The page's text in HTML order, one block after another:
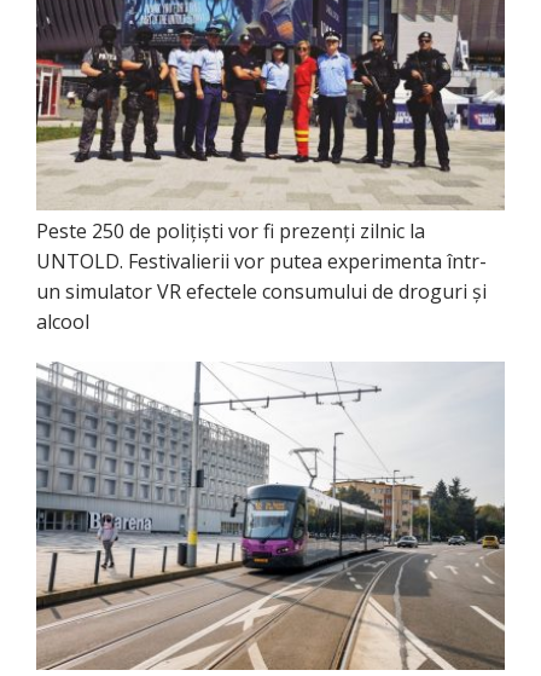
Peste 250 de polițiști vor fi prezenți zilnic la
UNTOLD. Festivalierii vor putea experimenta într-
un simulator VR efectele consumului de droguri și
alcool